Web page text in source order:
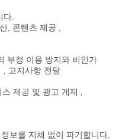
다.
, 콘텐츠 제공 ,
부정 이용 방지와 비인가
, 고지사항 전달
제공 및 광고 게재 ,
보를 지체 없이 파기합니다.